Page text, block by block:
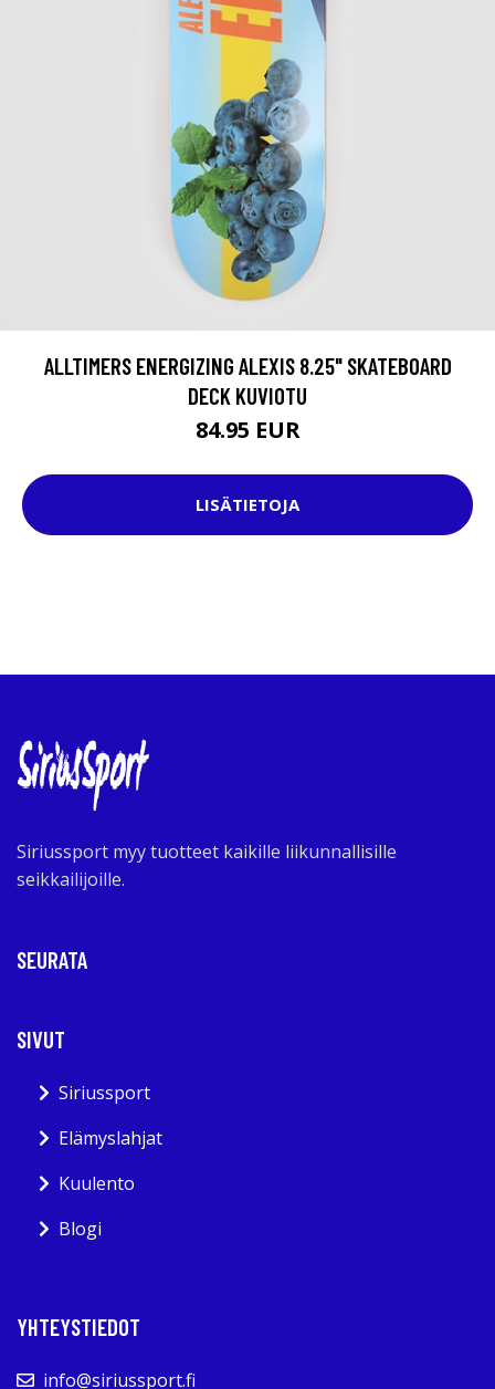
ALLTIMERS ENERGIZING ALEXIS 8.25" SKATEBOARD
DECK KUVIOTU
84.95 EUR
LISÄTIETOJA
Siriussport myy tuotteet kaikille liikunnallisille
seikkailijoille.
SEURATA
SIVUT
Siriussport
Elämyslahjat
Kuulento
Blogi
YHTEYSTIEDOT
info@siriussport.fi